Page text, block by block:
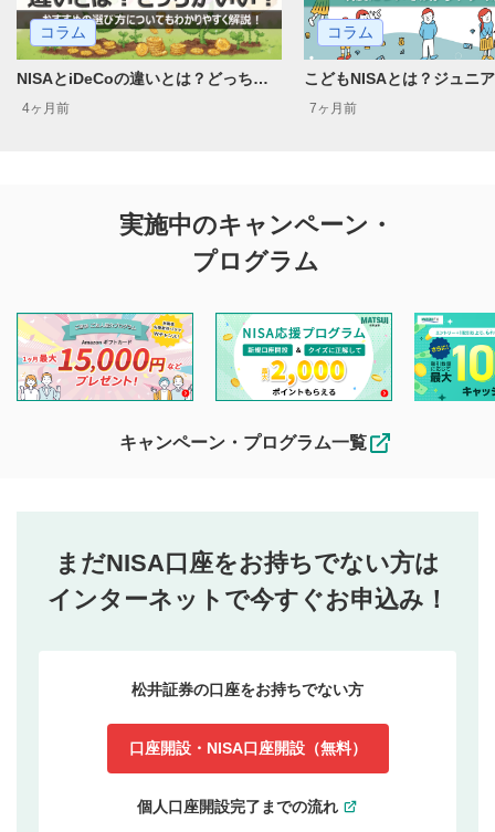
コラム
NISAとiDeCoの違いとは？どっちがいい？おすすめの選び方についてもわかりやすく解説！
4ヶ月前
コラム
7ヶ月前
実施中のキャンペーン・
プログラム
キャンペーン・プログラム一覧
まだNISA口座をお持ちでない方は
インターネットで今すぐお申込み！
松井証券の口座をお持ちでない方
口座開設・NISA口座開設（無料）
個人口座開設完了までの流れ